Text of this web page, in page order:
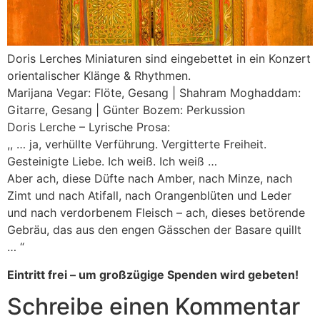
Doris Lerches Miniaturen sind eingebettet in ein Konzert
orientalischer Klänge & Rhythmen.
Marijana Vegar: Flöte, Gesang | Shahram Moghaddam:
Gitarre, Gesang | Günter Bozem: Perkussion
Doris Lerche – Lyrische Prosa:
,, … ja, verhüllte Verführung. Vergitterte Freiheit.
Gesteinigte Liebe. Ich weiß. Ich weiß …
Aber ach, diese Düfte nach Amber, nach Minze, nach
Zimt und nach Atifall, nach Orangenblüten und Leder
und nach verdorbenem Fleisch – ach, dieses betörende
Gebräu, das aus den engen Gässchen der Basare quillt
… “
Eintritt frei – um großzügige Spenden wird gebeten!
Schreibe einen Kommentar